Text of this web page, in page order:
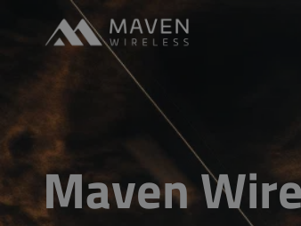
Go to content
Maven Wireless
Maven